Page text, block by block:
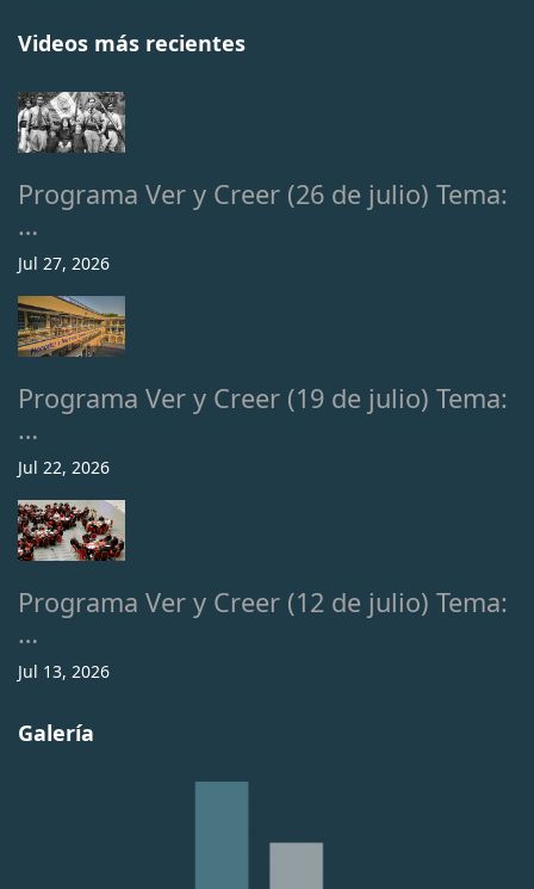
Videos más recientes
Programa Ver y Creer (26 de julio) Tema:
…
Jul 27, 2026
Programa Ver y Creer (19 de julio) Tema:
…
Jul 22, 2026
Programa Ver y Creer (12 de julio) Tema:
…
Jul 13, 2026
Galería